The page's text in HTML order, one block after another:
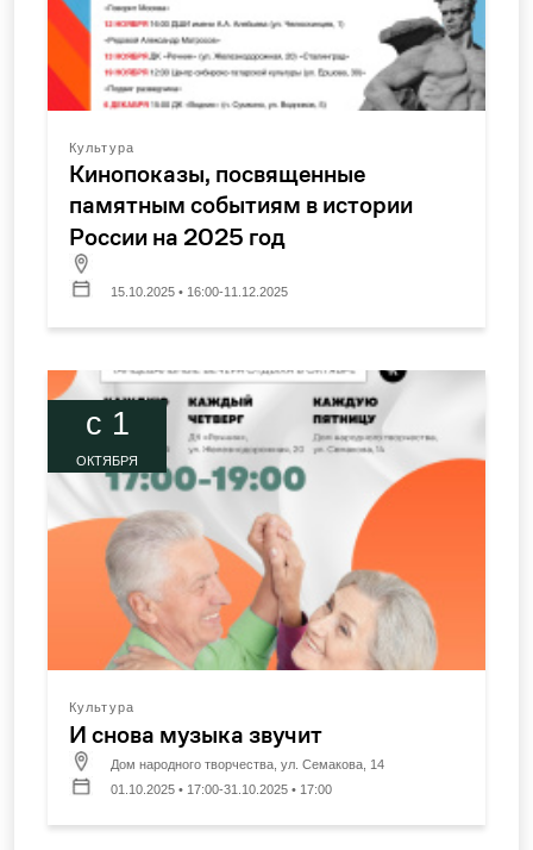
Культура
Кинопоказы, посвященные
памятным событиям в истории
России на 2025 год
15.10.2025 • 16:00-11.12.2025
c 1
ОКТЯБРЯ
Культура
И снова музыка звучит
Дом народного творчества, ул. Семакова, 14
01.10.2025 • 17:00-31.10.2025 • 17:00